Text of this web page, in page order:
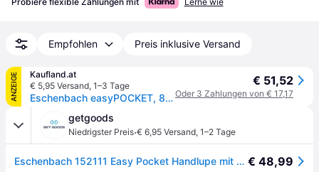
Empfohlen Preis inklusive Versand
ANZEIGE
Kaufland.at
€ 5,95 Versand, 1–3 Tage
Eschenbach easyPOCKET, 8.0dpt
€ 51,52
Oder 3 Zahlungen von € 17,17
getgoods
Niedrigster Preis·€ 6,95 Versand, 1–2 Tage
Eschenbach 152111 Easy Pocket Handlupe mit LED-Beleuchtung Vergrößerungsfaktor: 3 x € 48,99